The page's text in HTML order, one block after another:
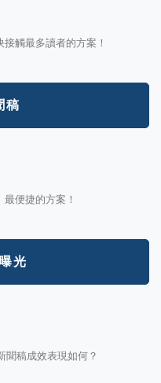
觸最多讀者的方案！
稿
便捷的方案！
光
稿成效表現如何？